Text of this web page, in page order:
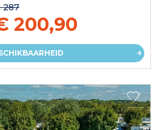
287
200,90